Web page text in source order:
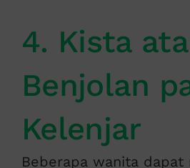
4. Kista
Benjolan
Kelenjar
Beberapa wanita dapat